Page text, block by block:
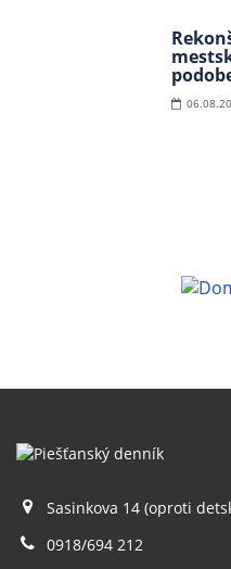
Sasinkova 14 (oproti
0918/694 212